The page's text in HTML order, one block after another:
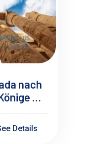
nach
mit
Details